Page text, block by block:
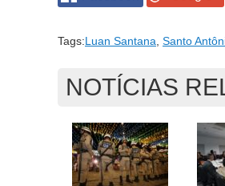
Tags:Luan Santana Santo
NOTÍCIAS